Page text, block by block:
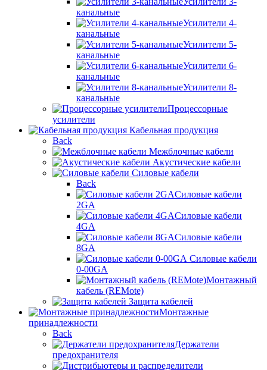
канальные
Усилители 4-
канальные
Усилители 5-
канальные
Усилители 6-
канальные
Усилители 8-
канальные
Процессорные
усилители
Кабельная продукция
Back
Межблочные кабели
Акустические кабели
Силовые кабели
Back
Силовые кабели
2GA
Силовые кабели
4GA
Силовые кабели
8GA
Силовые кабели
0-00GA
Монтажный
кабель (REMote)
Защита кабелей
Монтажные
принадлежности
Back
Держатели
предохранителя